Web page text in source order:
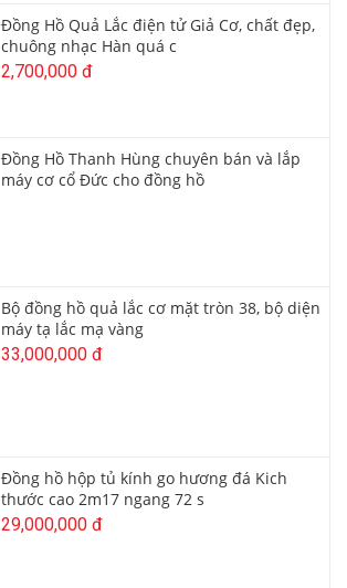
Đồng Hồ Quả Lắc điện tử Giả Cơ, chất đẹp,
chuông nhạc Hàn quá c
2,700,000 đ
Đồng Hồ Thanh Hùng chuyên bán và lắp
máy cơ cổ Đức cho đồng hồ
Bộ đồng hồ quả lắc cơ mặt tròn 38, bộ diện
máy tạ lắc mạ vàng
33,000,000 đ
Đồng hồ hộp tủ kính go hương đá Kich
thước cao 2m17 ngang 72 s
29,000,000 đ